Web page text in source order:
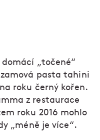
„točené“
pasta tahini
roku černý kořen.
z restaurace
roku 2016 mohlo
„méně je více“.